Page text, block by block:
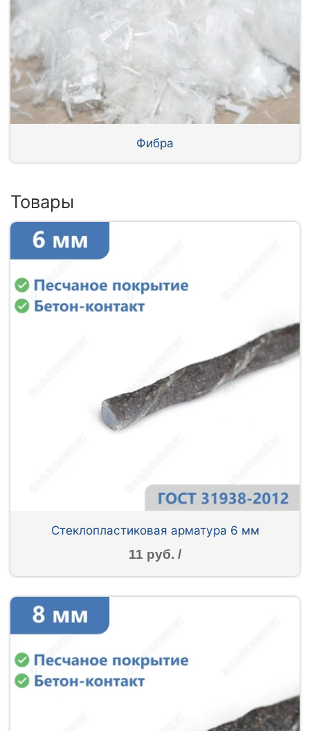
Фибра
Товары
Стеклопластиковая арматура 6 мм
11 руб. /